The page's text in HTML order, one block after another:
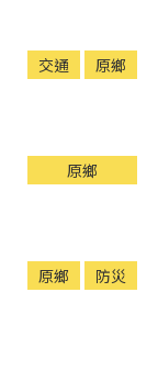
交通 原鄉
原鄉
原鄉 防災